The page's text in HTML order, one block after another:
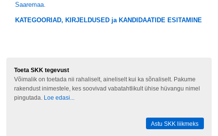
Saaremaa.
KATEGOORIAD, KIRJELDUSED ja KANDIDAATIDE ESITAMINE
Toeta SKK tegevust
Võimalik on toetada nii rahaliselt, aineliselt kui ka sõnaliselt. Pakume
rakendust inimestele, kes soovivad vabatahtlikult ühise hüvangu nimel
pingutada. Loe edasi...
Astu SKK liikmeks